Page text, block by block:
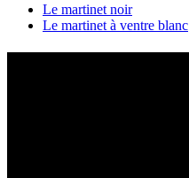
Le martinet noir
Le martinet à ventre blanc